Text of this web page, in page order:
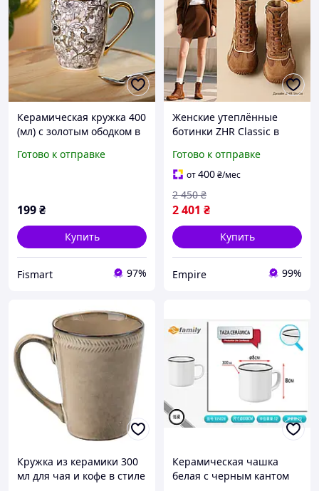
Керамическая кружка 400
(мл) с золотым ободком в
Коричневая
Готово к отправке
199₴
Купить
Fismart 97%
Женские утеплённые
ботинки ZHR Classic в
коричневые, размер 38
Готово к отправке
от400₴/мес
2 401 ₴
2 450 ₴
Купить
Empire 99%
Кружка из керамики 300
мл для чая и кофе в стиле
Керамическая чашка
белая с черным кантом